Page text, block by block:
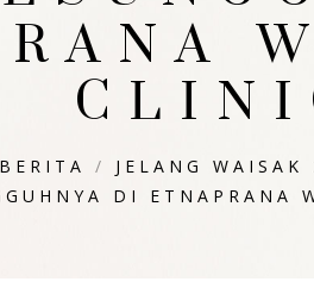
/ JELANG
DI ETNAPRANA